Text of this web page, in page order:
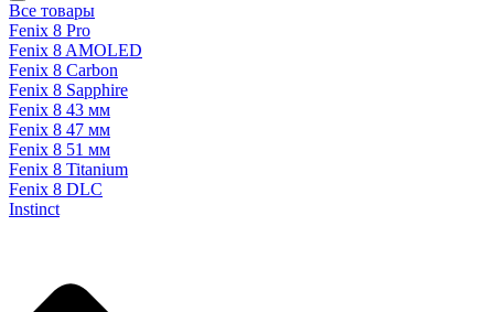
Все товары
Fenix 8 Pro
Fenix 8 AMOLED
Fenix 8 Carbon
Fenix 8 Sapphire
Fenix 8 43 мм
Fenix 8 47 мм
Fenix 8 51 мм
Fenix 8 Titanium
Fenix 8 DLC
Instinct